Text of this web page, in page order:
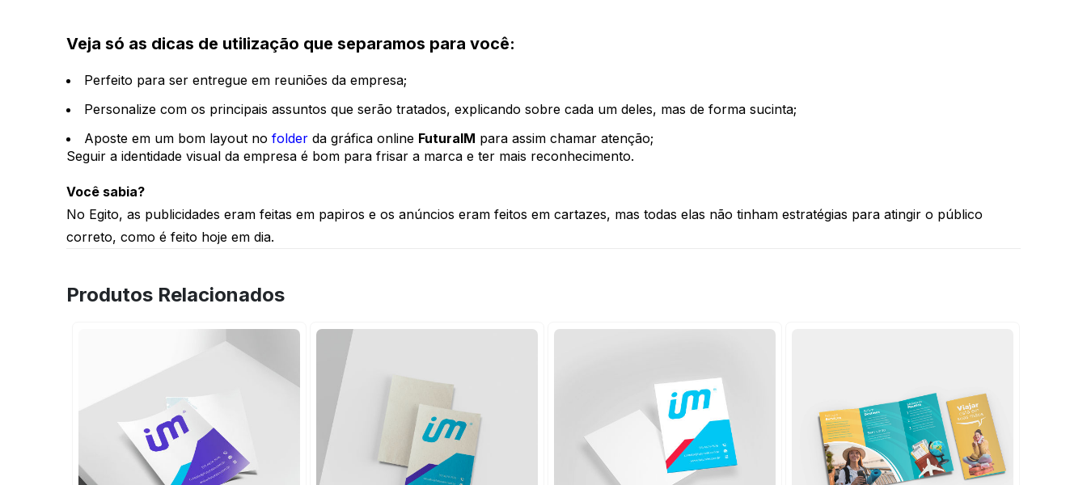
Veja só as dicas de utilização que separamos para você:
Perfeito para ser entregue em reuniões da empresa;
Personalize com os principais assuntos que serão tratados, explicando sobre cada um deles, mas de forma sucinta;
Aposte em um bom layout no folder da gráfica online FuturaIM para assim chamar atenção;
Seguir a identidade visual da empresa é bom para frisar a marca e ter mais reconhecimento.
Você sabia?
No Egito, as publicidades eram feitas em papiros e os anúncios eram feitos em cartazes, mas todas elas não tinham estratégias para atingir o público
correto, como é feito hoje em dia.
Produtos Relacionados